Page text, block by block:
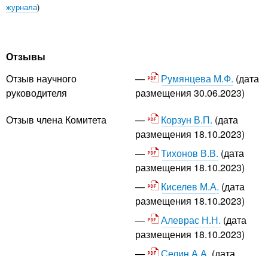
журнала)
Отзывы
Отзыв научного
руководителя
Румянцева М.Ф. (дата
размещения 30.06.2023)
Отзыв члена Комитета
Корзун В.П. (дата
размещения 18.10.2023)
Тихонов В.В. (дата
размещения 18.10.2023)
Киселев М.А. (дата
размещения 18.10.2023)
Алеврас Н.Н. (дата
размещения 18.10.2023)